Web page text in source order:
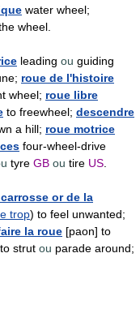
water wheel;
wheel.
leading ou guiding
roue de l'histoire
wheel; roue libre
to freewheel; descendre
a hill; roue motrice
four-wheel-drive
tyre GB ou tire US
or de la
trop) to feel unwanted;
la roue [paon] to
to strut ou parade around;